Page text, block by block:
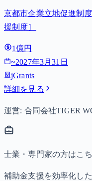
京都市企業立地促進制
援制度］
1億円
~2027年3月31日
jGrants
詳細を見る
運営: 合同会社TIGER
士業・専門家の方はこ
補助金支援を効率化し